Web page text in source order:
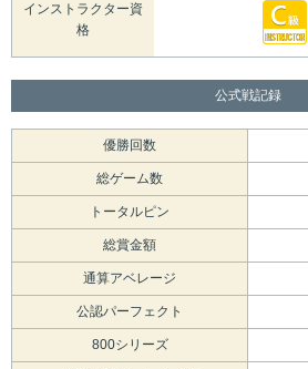
インストラクター資
格
公式戦記録
優勝回数
総ゲーム数
トータルピン
総賞金額
通算アベレージ
公認パーフェクト
800シリーズ